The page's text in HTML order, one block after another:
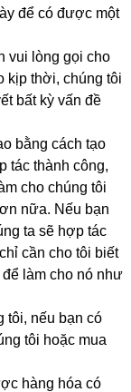
để có được một
vui lòng gọi cho
kịp thời, chúng tôi
bất kỳ vấn đề
bằng cách tạo
tác thành công,
cho chúng tôi
nữa. Nếu bạn
ta sẽ hợp tác
cần cho tôi biết
làm cho nó như
tôi, nếu bạn có
tôi hoặc mua
hàng hóa có